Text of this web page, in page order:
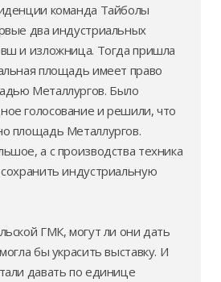
команда Тайболы
два индустриальных
и изложница. Тогда пришла
площадь имеет право
Металлургов. Было
голосование и решили, что
площадь Металлургов.
а с производства техника
индустриальную
ГМК, могут ли они дать
бы украсить выставку. И
давать по единице